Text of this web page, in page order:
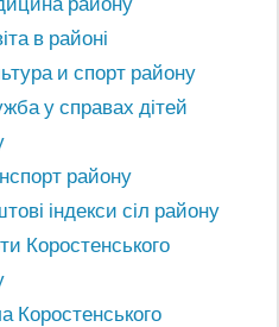
в районі
и спорт району
у справах дітей
району
індекси сіл району
Коростенського
Коростенського